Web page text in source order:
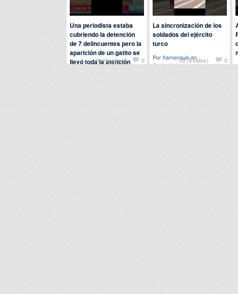
+8 (10 votos) 0
Una periodista estaba
cubriendo la detención
de 7 delincuentes pero la
aparición de un gatito se
llevó toda la atención
+3 (9 votos) 0
La sincronización de los
soldados del ejército
turco
Porflamenquinen
Curiosidades